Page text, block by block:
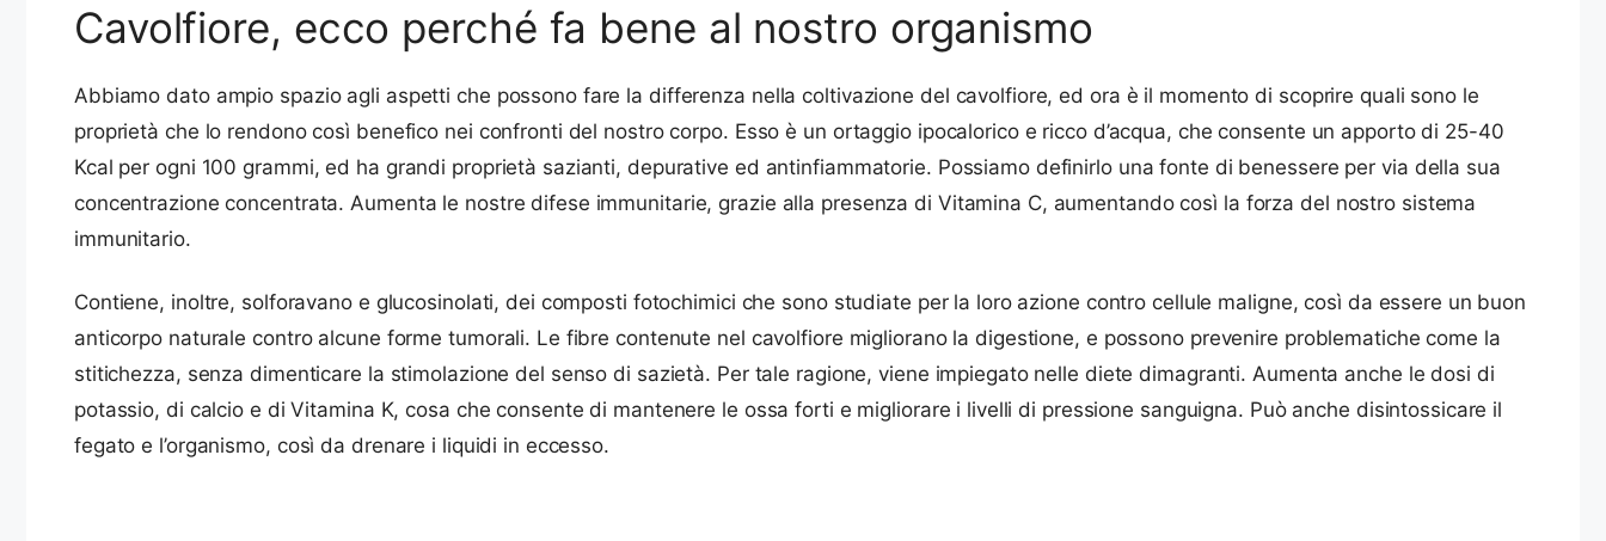
Cavolfiore, ecco perché fa bene al nostro organismo
Abbiamo dato ampio spazio agli aspetti che possono fare la differenza nella coltivazione del cavolfiore, ed ora è il momento di scoprire quali sono le
proprietà che lo rendono così benefico nei confronti del nostro corpo. Esso è un ortaggio ipocalorico e ricco d’acqua, che consente un apporto di 25-40
Kcal per ogni 100 grammi, ed ha grandi proprietà sazianti, depurative ed antinfiammatorie. Possiamo definirlo una fonte di benessere per via della sua
concentrazione concentrata. Aumenta le nostre difese immunitarie, grazie alla presenza di Vitamina C, aumentando così la forza del nostro sistema
immunitario.
Contiene, inoltre, solforavano e glucosinolati, dei composti fotochimici che sono studiate per la loro azione contro cellule maligne, così da essere un buon
anticorpo naturale contro alcune forme tumorali. Le fibre contenute nel cavolfiore migliorano la digestione, e possono prevenire problematiche come la
stitichezza, senza dimenticare la stimolazione del senso di sazietà. Per tale ragione, viene impiegato nelle diete dimagranti. Aumenta anche le dosi di
potassio, di calcio e di Vitamina K, cosa che consente di mantenere le ossa forti e migliorare i livelli di pressione sanguigna. Può anche disintossicare il
fegato e l’organismo, così da drenare i liquidi in eccesso.